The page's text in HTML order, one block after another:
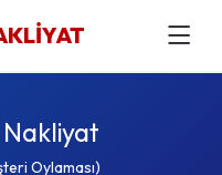
Oylaması)